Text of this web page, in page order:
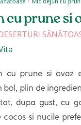
cu prune si
cu prune si ovaz
plin de
dupa gust, cu
si nucile